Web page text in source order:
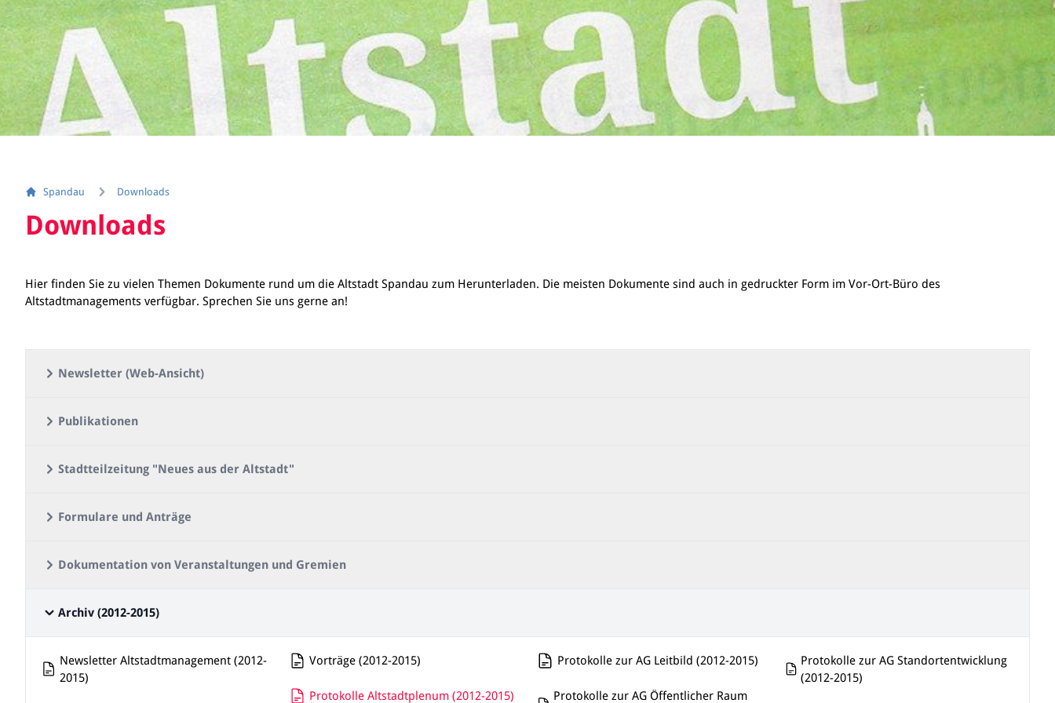
Spandau Downloads
Downloads
Hier finden Sie zu vielen Themen Dokumente rund um die Altstadt Spandau zum Herunterladen. Die meisten Dokumente sind auch in gedruckter Form im Vor-Ort-Büro des
Altstadtmanagements verfügbar. Sprechen Sie uns gerne an!
Newsletter (Web-Ansicht)
Publikationen
Stadtteilzeitung "Neues aus der Altstadt"
Formulare und Anträge
Dokumentation von Veranstaltungen und Gremien
Archiv (2012-2015)
Newsletter Altstadtmanagement (2012-
2015)
Vorträge (2012-2015)
Protokolle Altstadtplenum (2012-2015)
Protokolle zur AG Leitbild (2012-2015)
Protokolle zur AG Öffentlicher Raum
Protokolle zur AG Standortentwicklung
(2012-2015)